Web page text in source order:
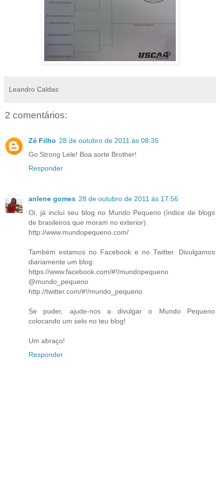
Leandro Caldas
2 comentários:
Zé Filho 28 de outubro de 2011 às 08:35
Go Strong Lele! Boa sorte Brother!
Responder
anlene gomes 28 de outubro de 2011 às 17:56
Oi, já incluí seu blog no Mundo Pequeno (índice de blogs
de brasileiros que moram no exterior).
http://www.mundopequeno.com/
Também estamos no Facebook e no Twitter. Divulgamos
diariamente um blog:
https://www.facebook.com/#!/mundopequeno
@mundo_pequeno
http://twitter.com/#!/mundo_pequeno
Se puder, ajude-nos a divulgar o Mundo Pequeno
colocando um selo no teu blog!
Um abraço!
Responder